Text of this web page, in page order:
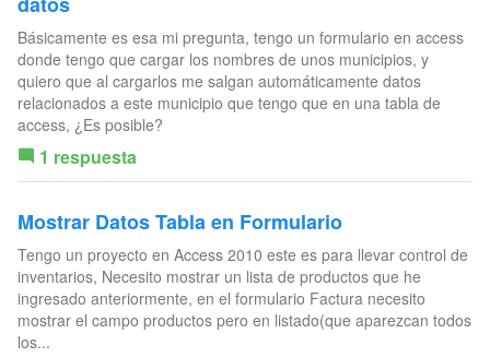
Básicamente es esa mi pregunta, tengo un formulario en access
donde tengo que cargar los nombres de unos municipios, y
quiero que al cargarlos me salgan automáticamente datos
relacionados a este municipio que tengo que en una tabla de
access, ¿Es posible?
1 respuesta
Mostrar Datos Tabla en Formulario
Tengo un proyecto en Access 2010 este es para llevar control de
inventarios, Necesito mostrar un lista de productos que he
ingresado anteriormente, en el formulario Factura necesito
mostrar el campo productos pero en listado(que aparezcan todos
los...